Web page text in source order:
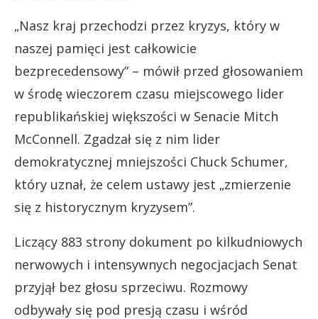
„Nasz kraj przechodzi przez kryzys, który w
naszej pamięci jest całkowicie
bezprecedensowy” – mówił przed głosowaniem
w środę wieczorem czasu miejscowego lider
republikańskiej większości w Senacie Mitch
McConnell. Zgadzał się z nim lider
demokratycznej mniejszości Chuck Schumer,
który uznał, że celem ustawy jest „zmierzenie
się z historycznym kryzysem”.
Liczący 883 strony dokument po kilkudniowych
nerwowych i intensywnych negocjacjach Senat
przyjął bez głosu sprzeciwu. Rozmowy
odbywały się pod presją czasu i wśród